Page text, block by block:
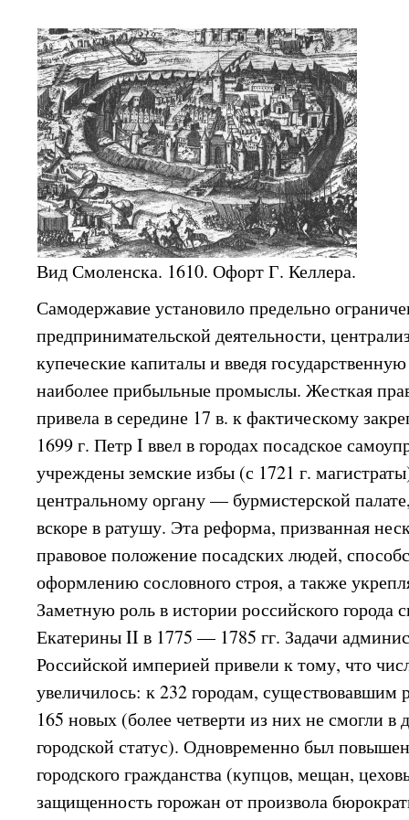
Вид Смоленска. 1610. Офорт Г. Келлера.
Самодержавие установило предельно
предпринимательской деятельности,
купеческие капиталы и введя
наиболее прибыльные промыслы. Жесткая
привела в середине 17 в. к фактическому
1699 г. Петр I ввел в городах посадское
учреждены земские избы (с 1721 г.
центральному органу — бурмистерской
вскоре в ратушу. Эта реформа, призванная
правовое положение посадских людей,
оформлению сословного строя, а также
Заметную роль в истории российского города
Екатерины II в 1775 — 1785 гг. Задачи
Российской империей привели к тому, что
увеличилось: к 232 городам, существовавшим
165 новых (более четверти из них не смогли в
городской статус). Одновременно был
городского гражданства (купцов, мещан,
защищенность горожан от произвола